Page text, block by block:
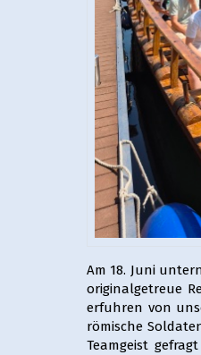
Am 18. Juni
originalgetreue
erfuhren von
römische
Teamgeist